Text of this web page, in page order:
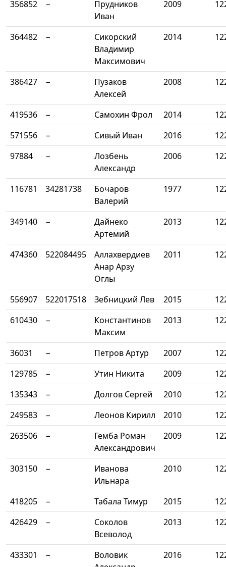
356852
−
Прудников
Иван
2009
364482 −
Сикорский
Владимир
Максимович
2014
386427 −
Пузаков
Алексей
2008
419536 − Самохин Фрол 2014
571556
− Сивый Иван 2016
97884
−
Лозбень
Александр
2006
116781 34281738
Бочаров
Валерий
1977
349140 −
Дайнеко
Артемий
2013
474360 522084495
Аллахвердиев
Анар Арзу
Оглы
2011
556907 522017518 Зебницкий Лев 2015
610430
−
Константинов
Максим
2013
36031 − Петров Артур 2007
129785
− Утин Никита 2009
135343
− Долгов Сергей 2010
249583
− Леонов Кирилл 2010
263506
−
Гемба Роман
Александрович
2009
303150 −
Иванова
Ильнара
2010
418205 − Табала Тимур 2015
426429
−
Соколов
Всеволод
2013
433301 −
Воловик
2016